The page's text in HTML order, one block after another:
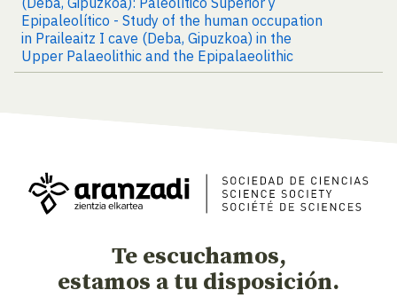
Epipaleolítico - Study of the human occupation
in Praileaitz I cave (Deba, Gipuzkoa) in the
Upper Palaeolithic and the Epipalaeolithic
Te escuchamos,
estamos a tu disposición.